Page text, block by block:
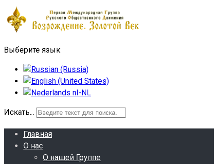
Выберите язык
Искать...
Главная
О нас
О нашей Группе